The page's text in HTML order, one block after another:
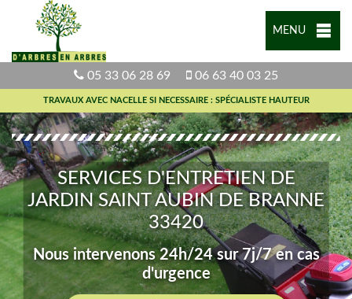
MENU
05 33 06 28 69 06 63 40 03 25
TRAVAUX AVEC NACELLE SI NECESSAIRE : SPÉCIALISTE HAUTEUR
SERVICES D'ENTRETIEN DE
JARDIN SAINT AUBIN DE BRANNE
33420
Nous intervenons 24h/24 sur 7j/7 en cas
d'urgence